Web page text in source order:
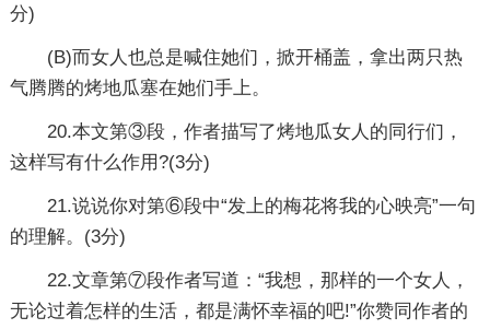
分)
(B)而女人也总是喊住她们，掀开桶盖，拿出两只热
气腾腾的烤地瓜塞在她们手上。
20.本文第③段，作者描写了烤地瓜女人的同行们，
这样写有什么作用?(3分)
21.说说你对第⑥段中“发上的梅花将我的心映亮”一句
的理解。(3分)
22.文章第⑦段作者写道：“我想，那样的一个女人，
无论过着怎样的生活，都是满怀幸福的吧!”你赞同作者的